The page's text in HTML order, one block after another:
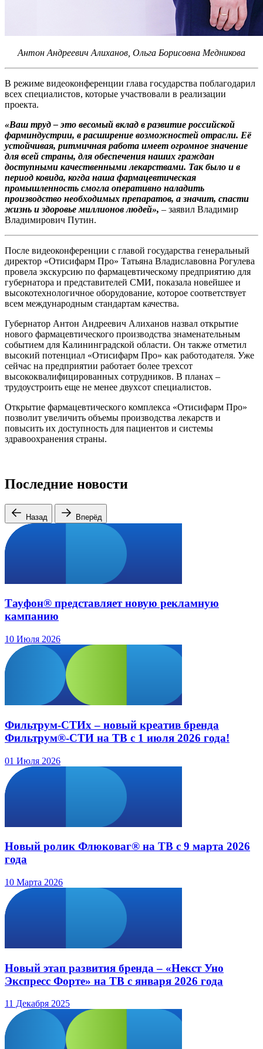
Антон Андреевич Алиханов, Ольга Борисовна Медникова
В режиме видеоконференции глава государства поблагодарил
всех специалистов, которые участвовали в реализации
проекта.
«Ваш труд – это весомый вклад в развитие российской
фарминдустрии, в расширение возможностей отрасли. Её
устойчивая, ритмичная работа имеет огромное значение
для всей страны, для обеспечения наших граждан
доступными качественными лекарствами. Так было и в
период ковида, когда наша фармацевтическая
промышленность смогла оперативно наладить
производство необходимых препаратов, а значит, спасти
жизнь и здоровье миллионов людей», – заявил Владимир
Владимирович Путин.
После видеоконференции с главой государства генеральный
директор «Отисифарм Про» Татьяна Владиславовна Рогулева
провела экскурсию по фармацевтическому предприятию для
губернатора и представителей СМИ, показала новейшее и
высокотехнологичное оборудование, которое соответствует
всем международным стандартам качества.
Губернатор Антон Андреевич Алиханов назвал открытие
нового фармацевтического производства знаменательным
событием для Калининградской области. Он также отметил
высокий потенциал «Отисифарм Про» как работодателя. Уже
сейчас на предприятии работает более трехсот
высококвалифицированных сотрудников. В планах –
трудоустроить еще не менее двухсот специалистов.
Открытие фармацевтического комплекса «Отисифарм Про»
позволит увеличить объемы производства лекарств и
повысить их доступность для пациентов и системы
здравоохранения страны.
Последние новости
Назад Вперёд
Тауфон® представляет новую рекламную
кампанию
10 Июля 2026
Фильтрум-СТИх – новый креатив бренда
Фильтрум®-СТИ на ТВ с 1 июля 2026 года!
01 Июля 2026
Новый ролик Флюковаг® на ТВ с 9 марта 2026
года
10 Марта 2026
Новый этап развития бренда – «Некст Уно
Экспресс Форте» на ТВ с января 2026 года
11 Декабря 2025